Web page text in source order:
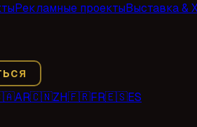
Рекламные проектыВыставка &
AR🇨🇳ZH🇫🇷FR🇪🇸ES